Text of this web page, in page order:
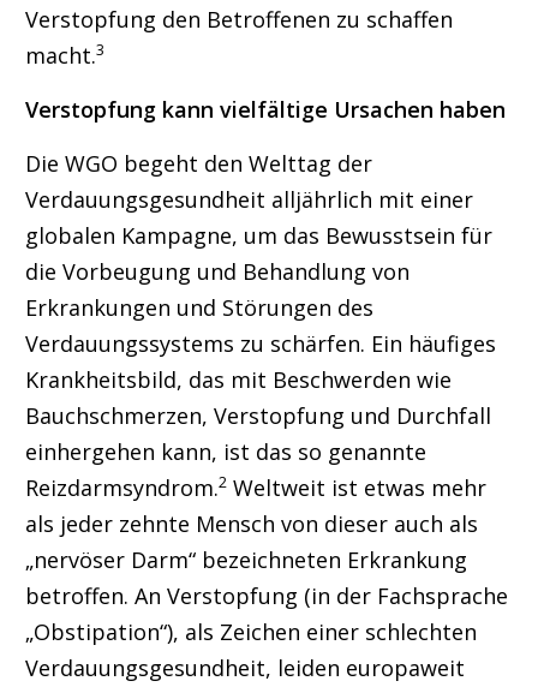
Verstopfung den Betroffenen zu schaffen
macht.3
Verstopfung kann vielfältige Ursachen haben
Die WGO begeht den Welttag der
Verdauungsgesundheit alljährlich mit einer
globalen Kampagne, um das Bewusstsein für
die Vorbeugung und Behandlung von
Erkrankungen und Störungen des
Verdauungssystems zu schärfen. Ein häufiges
Krankheitsbild, das mit Beschwerden wie
Bauchschmerzen, Verstopfung und Durchfall
einhergehen kann, ist das so genannte
Reizdarmsyndrom.2 Weltweit ist etwas mehr
als jeder zehnte Mensch von dieser auch als
„nervöser Darm“ bezeichneten Erkrankung
betroffen. An Verstopfung (in der Fachsprache
„Obstipation“), als Zeichen einer schlechten
Verdauungsgesundheit, leiden europaweit